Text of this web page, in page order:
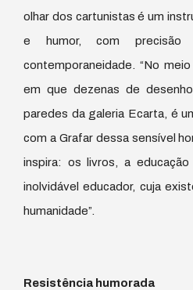
olhar dos cartunistas é um
e humor, com precisão
contemporaneidade. “No
em que dezenas de
paredes da galeria Ecarta, é
com a Grafar dessa sensível
inspira: os livros, a
inolvidável educador, cuja
humanidade”.
Resistência humorada